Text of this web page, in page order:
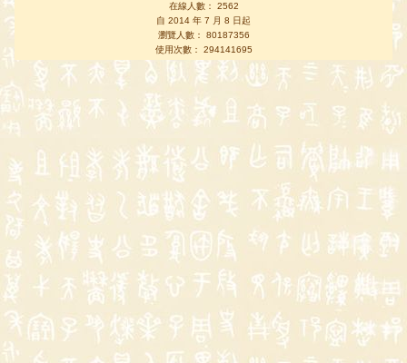
在線人數： 2562
自 2014 年 7 月 8 日起
瀏覽人數： 80187356
使用次數： 294141695